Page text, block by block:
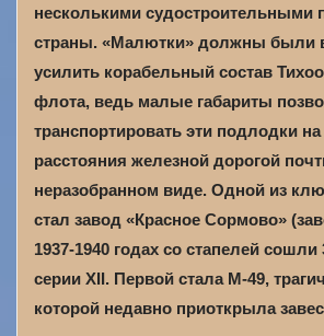
несколькими судостроительными
страны. «Малютки» должны были
усилить корабельный состав
флота, ведь малые габариты
транспортировать эти подлодки
расстояния железной дорогой
неразобранном виде. Одной из
стал завод «Красное Сормово»
1937-1940 годах со стапелей
серии XII. Первой стала М-49,
которой недавно приоткрыла